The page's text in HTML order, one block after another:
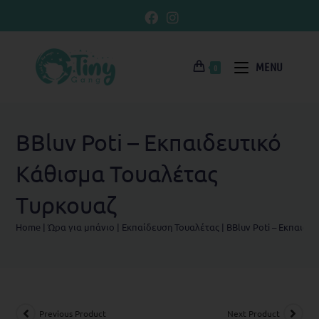
0 MENU
BBluv Poti – Εκπαιδευτικό
Kάθισμα Τουαλέτας
Tυρκουαζ
Home |Ώρα για μπάνιο | Eκπαίδευση Τουαλέτας | BBluv Poti –
Previous Product Next Product